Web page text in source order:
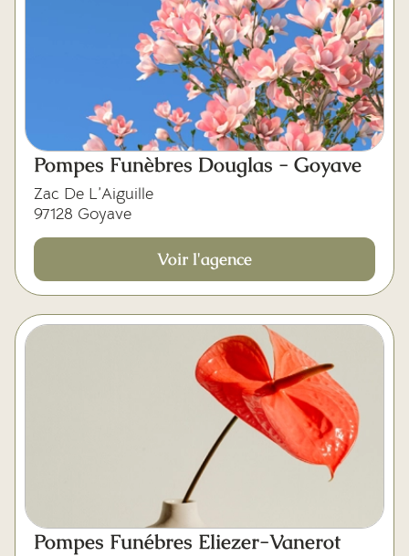
Pompes Funèbres Douglas - Goyave
Zac De L’Aiguille
97128 Goyave
Voir l'agence
Pompes Funébres Eliezer-Vanerot